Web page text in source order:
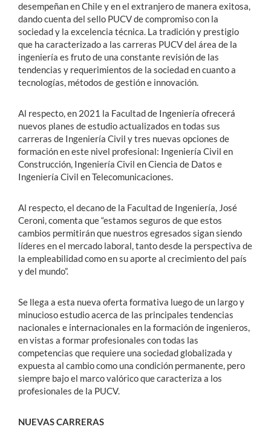
desempeñan en Chile y en el extranjero de manera exitosa,
dando cuenta del sello PUCV de compromiso con la
sociedad y la excelencia técnica. La tradición y prestigio
que ha caracterizado a las carreras PUCV del área de la
ingeniería es fruto de una constante revisión de las
tendencias y requerimientos de la sociedad en cuanto a
tecnologías, métodos de gestión e innovación.
Al respecto, en 2021 la Facultad de Ingeniería ofrecerá
nuevos planes de estudio actualizados en todas sus
carreras de Ingeniería Civil y tres nuevas opciones de
formación en este nivel profesional: Ingeniería Civil en
Construcción, Ingeniería Civil en Ciencia de Datos e
Ingeniería Civil en Telecomunicaciones.
Al respecto, el decano de la Facultad de Ingeniería, José
Ceroni, comenta que “estamos seguros de que estos
cambios permitirán que nuestros egresados sigan siendo
líderes en el mercado laboral, tanto desde la perspectiva de
la empleabilidad como en su aporte al crecimiento del país
y del mundo”.
Se llega a esta nueva oferta formativa luego de un largo y
minucioso estudio acerca de las principales tendencias
nacionales e internacionales en la formación de ingenieros,
en vistas a formar profesionales con todas las
competencias que requiere una sociedad globalizada y
expuesta al cambio como una condición permanente, pero
siempre bajo el marco valórico que caracteriza a los
profesionales de la PUCV.
NUEVAS CARRERAS